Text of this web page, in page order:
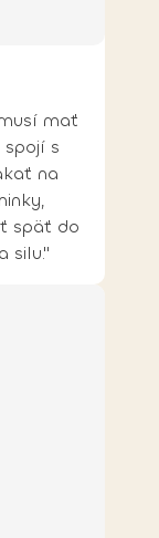
mať
s
na
späť do
a silu."